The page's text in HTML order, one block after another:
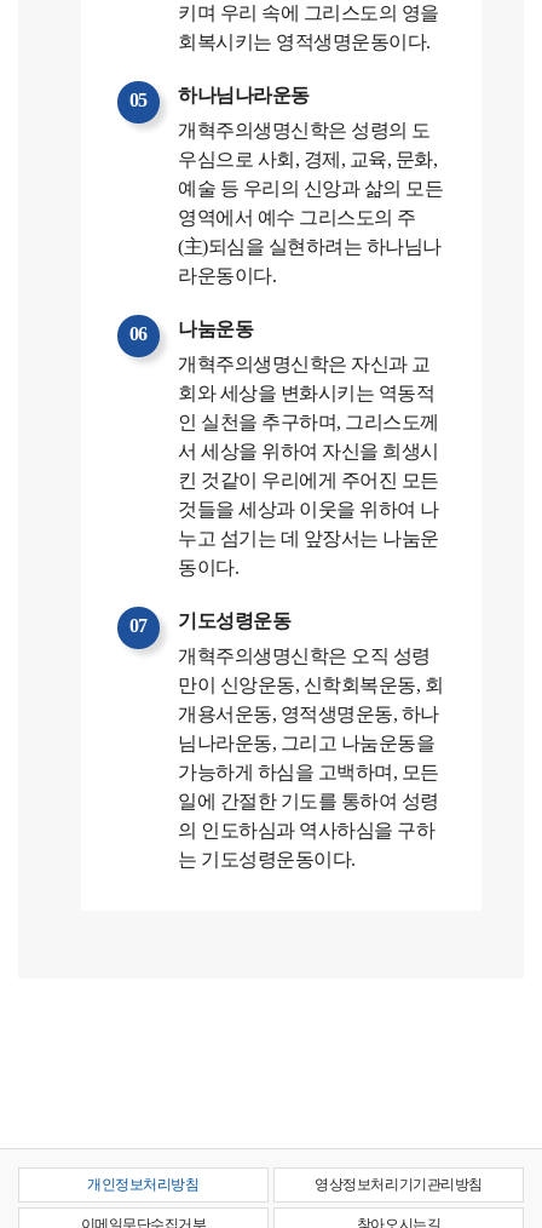
키며 우리 속에 그리스도의 영을
회복시키는 영적생명운동이다.
05
하나님나라운동
개혁주의생명신학은 성령의 도
우심으로 사회, 경제, 교육, 문화,
예술 등 우리의 신앙과 삶의 모든
영역에서 예수 그리스도의 주
(主)되심을 실현하려는 하나님나
라운동이다.
06
나눔운동
개혁주의생명신학은 자신과 교
회와 세상을 변화시키는 역동적
인 실천을 추구하며, 그리스도께
서 세상을 위하여 자신을 희생시
킨 것같이 우리에게 주어진 모든
것들을 세상과 이웃을 위하여 나
누고 섬기는 데 앞장서는 나눔운
동이다.
07
기도성령운동
개혁주의생명신학은 오직 성령
만이 신앙운동, 신학회복운동, 회
개용서운동, 영적생명운동, 하나
님나라운동, 그리고 나눔운동을
가능하게 하심을 고백하며, 모든
일에 간절한 기도를 통하여 성령
의 인도하심과 역사하심을 구하
는 기도성령운동이다.
개인정보처리방침 영상정보처리기기관리방침
이메일무단수집거부 찾아오시는길